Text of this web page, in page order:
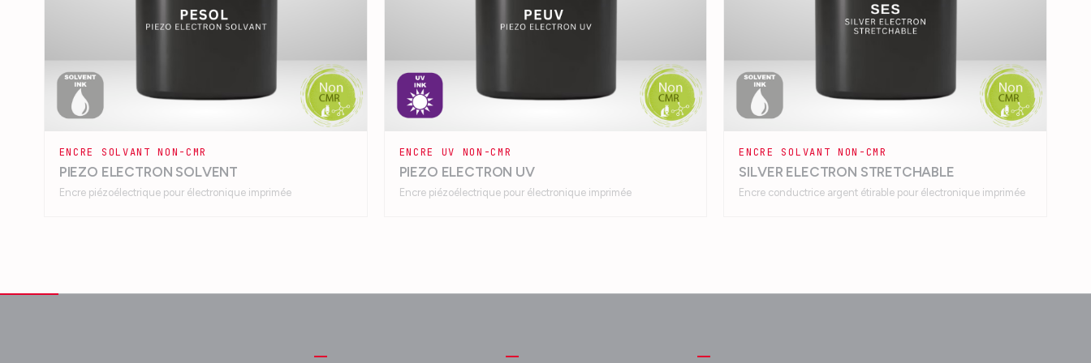
ENCRE SOLVANT NON-CMR
PIEZO ELECTRON SOLVENT
Encre piézoélectrique pour électronique imprimée
ENCRE UV NON-CMR
PIEZO ELECTRON UV
Encre piézoélectrique pour électronique imprimée
ENCRE SOLVANT NON-CMR
SILVER ELECTRON STRETCHABLE
Encre conductrice argent étirable pour électronique imprimée